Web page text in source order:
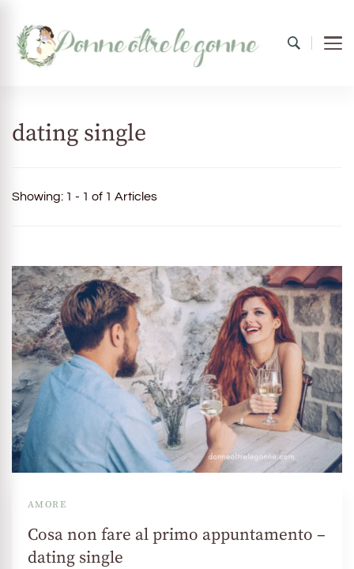
dating single
Showing: 1 - 1 of 1 Articles
AMORE
Cosa non fare al primo appuntamento –
dating single